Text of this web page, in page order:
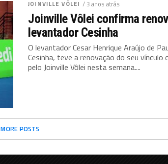
JOINVILLE VÔLEI / 3 anos atrás
Joinville Vôlei confirma
levantador Cesinha
O levantador Cesar Henrique Araújo de
Cesinha, teve a renovação do seu vínculo
pelo Joinville Vôlei nesta semana....
MORE POSTS